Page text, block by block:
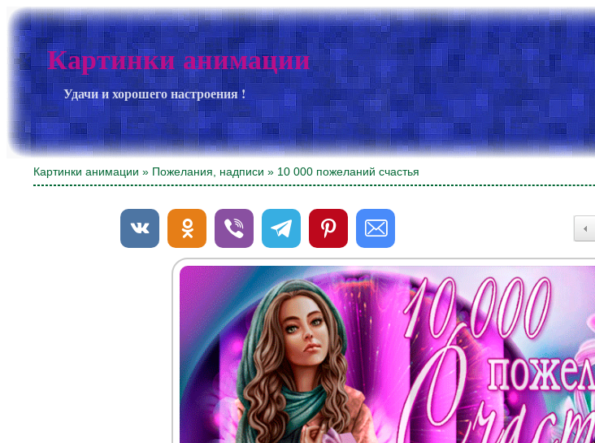
Картинки анимации
Удачи и хорошего настроения !
Картинки анимации » Пожелания, надписи » 10 000 пожеланий счастья